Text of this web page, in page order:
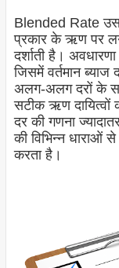
Blended Rate उस
प्रकार के ऋण पर
दर्शाती है।
जिसमें वर्तमान ब्याज
अलग-अलग दरों के
सटीक ऋण दायित्वों
दर की गणना
की विभिन्न धाराओं
करता है।